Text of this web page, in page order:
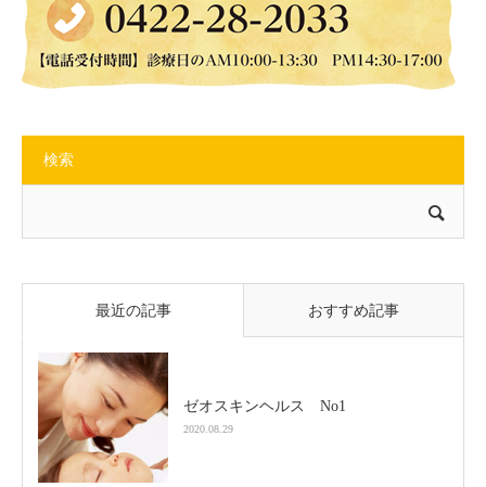
検索
最近の記事 おすすめ記事
ゼオスキンヘルス No1
2020.08.29